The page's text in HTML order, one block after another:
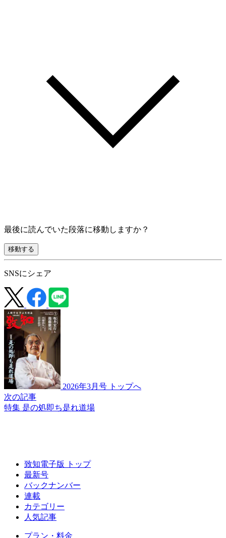
最後に読んでいた段落に移動しますか？
移動する
SNSにシェア
2026年3月号 トップへ
次の記事
特集 是の処即ち是れ道場
致知電子版 トップ
最新号
バックナンバー
連載
カテゴリー
人気記事
プラン・料金